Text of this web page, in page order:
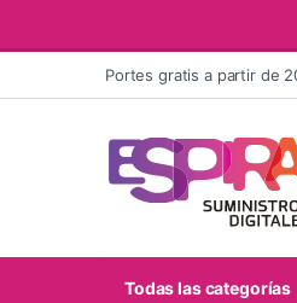
Ir al contenidoPortes gratis a partir de
Todas las categorías